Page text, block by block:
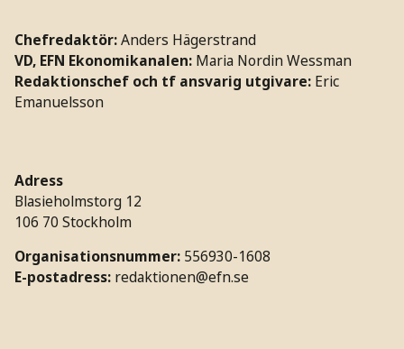
Chefredaktör:Anders Hägerstrand
VD, EFN Ekonomikanalen: Maria Nordin Wessman
Redaktionschef och tf ansvarig utgivare: Eric
Emanuelsson
Adress
Blasieholmstorg 12
106 70 Stockholm
Organisationsnummer: 556930-1608
E-postadress: redaktionen@efn.se